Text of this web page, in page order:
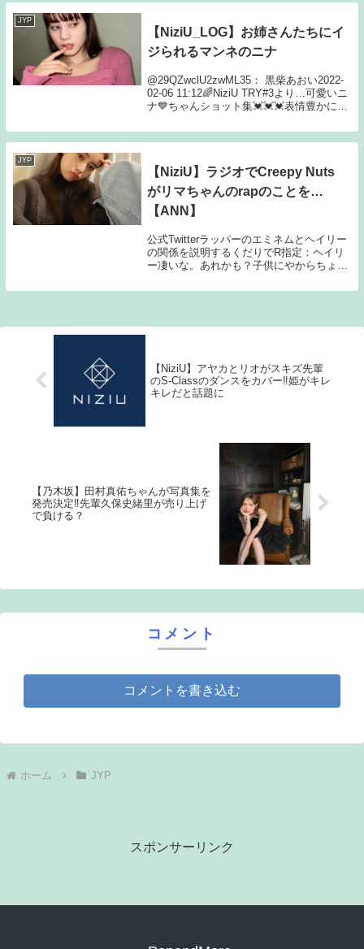
JYP
【NiziU_LOG】お姉さんたちにイ
ジられるマンネのニナ
@29QZwclU2zwML35： 黒柴あおい2022-
02-06 11:12🌈NiziU TRY#3より…可愛いニ
ナ💙ちゃんショット集💓💓💓表情豊かに楽
ったけど…大きなお口で美味しそうに🧀フ
ォンデュを...
JYP
【NiziU】ラジオでCreepy Nuts
がリマちゃんのrapのことを…
【ANN】
公式Twitterラッパーのエミネムとヘイリー
の関係を説明するくだりでR指定：ヘイリ
ー凄いな。あれかも？子供にやからちょっ
娘さんのリマさんは、若い世代にはリマさ
【NiziU】アヤカとリオがスキズ先輩
のS-Classのダンスをカバー‼姫がキレ
キレだと話題に
【乃木坂】田村真佑ちゃんが写真集を
発売決定‼先輩久保史緒里が売り上げ
で負ける？
コメント
コメントを書き込む
ホーム JYP
スポンサーリンク